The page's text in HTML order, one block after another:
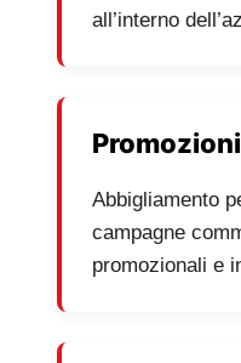
all’interno
Abbigliamento
campagne
promozionali e